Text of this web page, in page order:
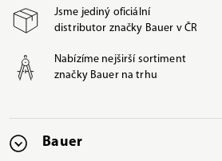
Jsme jediný oficiální
distributor značky Bauer v ČR
Nabízíme nejširší sortiment
značky Bauer na trhu
Bauer